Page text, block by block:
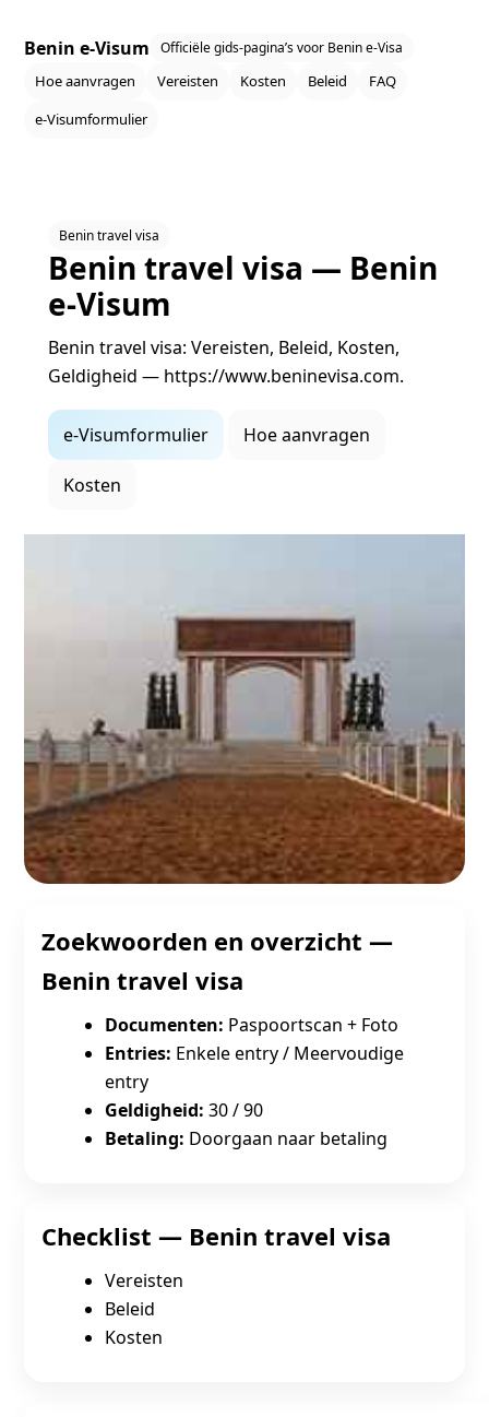
Benin e‑Visum Officiële gids‑pagina’s voor Benin e‑Visa
Hoe aanvragen Vereisten Kosten Beleid
FAQ
e‑Visumformulier
Benin travel visa
Benin travel visa — Benin
e‑Visum
Benin travel visa: Vereisten, Beleid, Kosten,
Geldigheid — https://www.beninevisa.com.
e‑Visumformulier Hoe aanvragen
Kosten
Zoekwoorden en overzicht —
Benin travel visa
Documenten: Paspoortscan + Foto
Entries: Enkele entry / Meervoudige
entry
Geldigheid: 30 / 90
Betaling: Doorgaan naar betaling
Checklist — Benin travel visa
Vereisten
Beleid
Kosten